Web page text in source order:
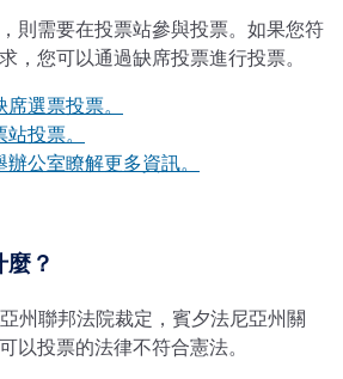
則需要在投票站參與投票。如果您符
，您可以通過缺席投票進行投票。
選票投票。
投票。
公室瞭解更多資訊。
？
州聯邦法院裁定，賓夕法尼亞州關
以投票的法律不符合憲法。